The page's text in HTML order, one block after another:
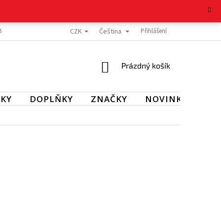
REKLAMAČNÍ ŘÁD OCHRANA OSOBNÍCH ÚDAJŮ
CZK Čeština Přihlášení
NÁKUPNÍ
Prázdný košík
DOPLŇKY ZNAČKY NOVINKY